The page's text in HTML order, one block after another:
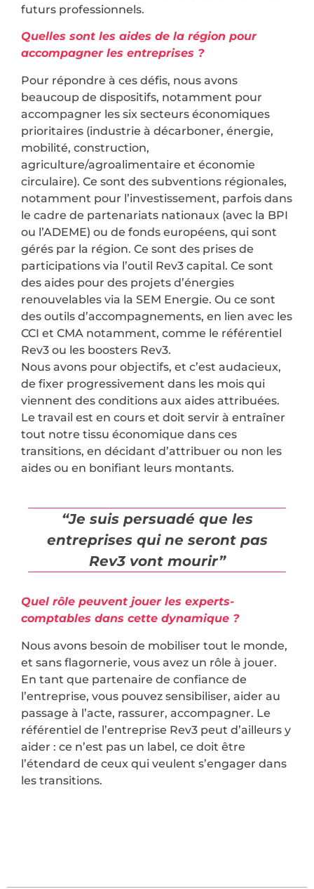
futurs professionnels.
Quelles sont les aides de la région pour
accompagner les entreprises ?
Pour répondre à ces défis, nous avons
beaucoup de dispositifs, notamment pour
accompagner les six secteurs économiques
prioritaires (industrie à décarboner, énergie,
mobilité, construction,
agriculture/agroalimentaire et économie
circulaire). Ce sont des subventions régionales,
notamment pour l’investissement, parfois dans
le cadre de partenariats nationaux (avec la BPI
ou l’ADEME) ou de fonds européens, qui sont
gérés par la région. Ce sont des prises de
participations via l’outil Rev3 capital. Ce sont
des aides pour des projets d’énergies
renouvelables via la SEM Energie. Ou ce sont
des outils d’accompagnements, en lien avec les
CCI et CMA notamment, comme le référentiel
Rev3 ou les boosters Rev3.
Nous avons pour objectifs, et c’est audacieux,
de fixer progressivement dans les mois qui
viennent des conditions aux aides attribuées.
Le travail est en cours et doit servir à entraîner
tout notre tissu économique dans ces
transitions, en décidant d’attribuer ou non les
aides ou en bonifiant leurs montants.
“Je suis persuadé que les
entreprises qui ne seront pas
Rev3 vont mourir”
Quel rôle peuvent jouer les experts-
comptables dans cette dynamique ?
Nous avons besoin de mobiliser tout le monde,
et sans flagornerie, vous avez un rôle à jouer.
En tant que partenaire de confiance de
l’entreprise, vous pouvez sensibiliser, aider au
passage à l’acte, rassurer, accompagner. Le
référentiel de l’entreprise Rev3 peut d’ailleurs y
aider : ce n’est pas un label, ce doit être
l’étendard de ceux qui veulent s’engager dans
les transitions.